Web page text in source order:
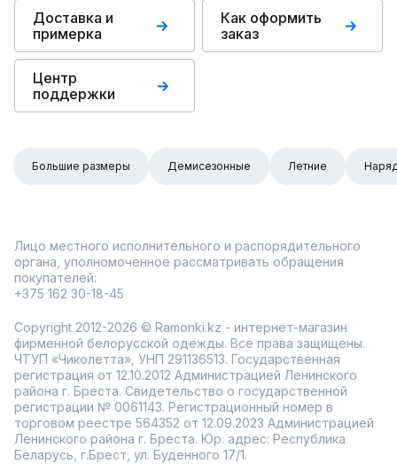
Доставка и
примерка
Как оформить
заказ
Центр
поддержки
Большие размеры Демисезонные Летние
Лицо местного исполнительного и распорядительного
органа, уполномоченное рассматривать обращения
покупателей:
+375 162 30-18-45
Copyright 2012-2026 © Ramonki.kz - интернет-магазин
фирменной белорусской одежды. Все права защищены.
ЧТУП «Чиколетта», УНП 291136513. Государственная
регистрация от 12.10.2012 Администрацией Ленинского
района г. Бреста. Свидетельство о государственной
регистрации № 0061143. Регистрационный номер в
торговом реестре 564352 от 12.09.2023 Администрацией
Ленинского района г. Бреста. Юр. адрес: Республика
Беларусь, г.Брест, ул. Буденного 17/1.